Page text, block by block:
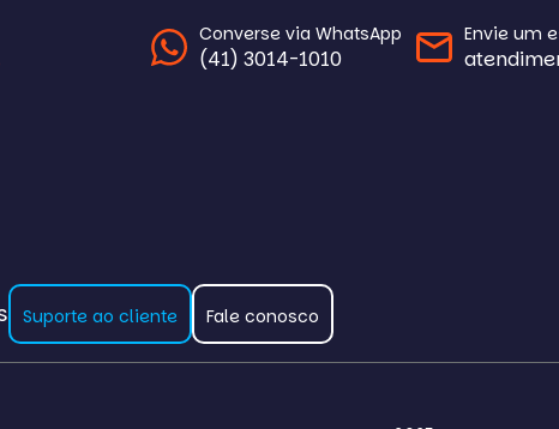
Converse via WhatsApp
(41) 3014-1010
Envie um
Suporte ao cliente Fale conosco